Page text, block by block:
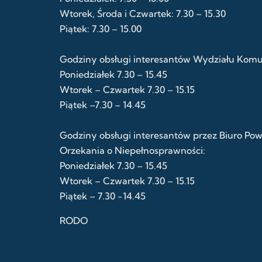
Wtorek, Środa i Czwartek: 7.30 – 15.30
Piątek: 7.30 – 15.00
Godziny obsługi interesantów Wydziału
Poniedziałek 7.30 – 15.45
Wtorek – Czwartek 7.30 – 15.15
Piątek –7.30 – 14.45
Godziny obsługi interesantów przez Biuro
Orzekania o Niepełnosprawności:
Poniedziałek 7.30 – 15.45
Wtorek – Czwartek 7.30 – 15.15
Piątek – 7.30 -14.45
RODO